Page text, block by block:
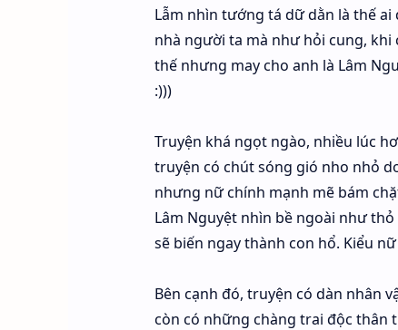
Lẫm nhìn tướng tá dữ dằn là thế
nhà người ta mà như hỏi cung, khi
thế nhưng may cho anh là Lâm
:)))
Truyện khá ngọt ngào, nhiều lúc
truyện có chút sóng gió nho nhỏ
nhưng nữ chính mạnh mẽ bám
Lâm Nguyệt nhìn bề ngoài như
sẽ biến ngay thành con hổ. Kiểu
Bên cạnh đó, truyện có dàn nhân
còn có những chàng trai độc thân